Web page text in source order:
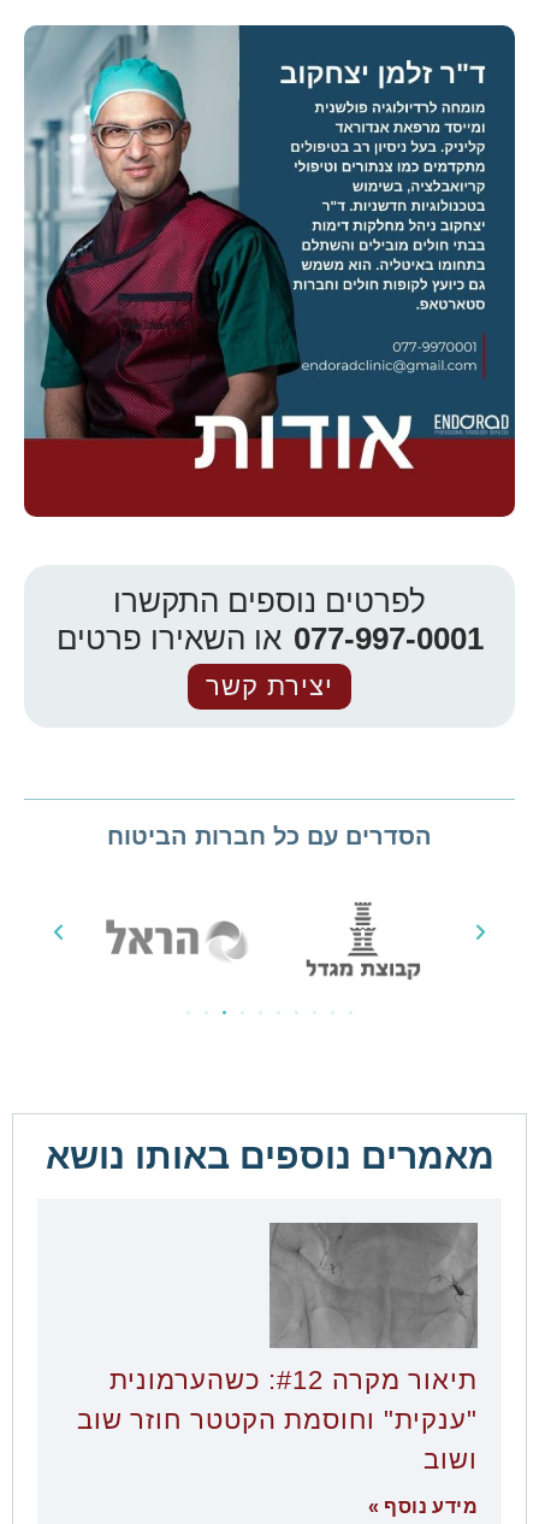
לפרטים נוספים התקשרו
077-997-0001 או השאירו פרטים
יצירת קשר
הסדרים עם כל חברות הביטוח
מאמרים נוספים באותו נושא
תיאור מקרה #12: כשהערמונית
"ענקית" וחוסמת הקטטר חוזר שוב
ושוב
מידע נוסף »